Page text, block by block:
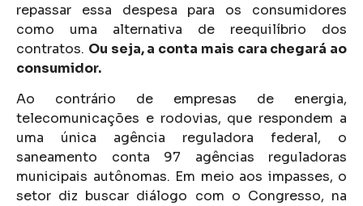
repassar essa despesa para os consumidores
como uma alternativa de reequilíbrio dos
contratos. Ou seja, a conta mais cara chegará ao
consumidor.
Ao contrário de empresas de energia,
telecomunicações e rodovias, que respondem a
uma única agência reguladora federal, o
saneamento conta 97 agências reguladoras
municipais autônomas. Em meio aos impasses, o
setor diz buscar diálogo com o Congresso, na